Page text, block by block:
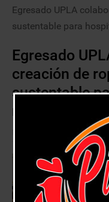
Egresado UPLA
sustentable para
Egresado
creación de
sustentable
mexicanos